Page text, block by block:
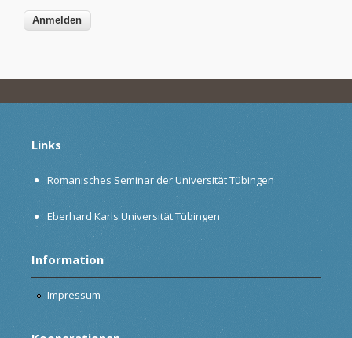
Links
Romanisches Seminar der Universität Tübingen
Eberhard Karls Universität Tübingen
Information
Impressum